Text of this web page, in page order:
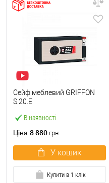
В наявності
Сейф меблевий GRIFFON
S.20.E
Ціна 8 880 грн.
У кошик
Купити в 1 клік